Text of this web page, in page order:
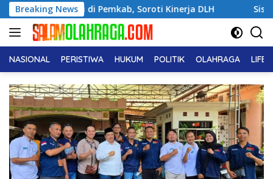
Langsung
ke
konten
Breaking News
di Pemkab, Soroti Kinerja DLH Siswa SMPN 01
NASIONAL PERISTIWA HUKUM POLITIK OLAHRAGA